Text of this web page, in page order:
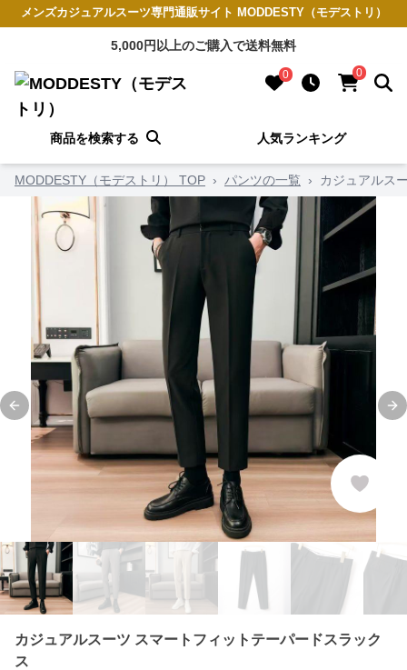
メンズカジュアルスーツ専門通販サイト MODDESTY（モデストリ）
5,000円以上のご購入で送料無料
0 0
商品を検索する 人気ランキング
MODDESTY（モデストリ） TOP › パンツの一覧 › カジュアルス
Previous slide
カジュアルスーツ スマートフィットテーパードスラック
ス